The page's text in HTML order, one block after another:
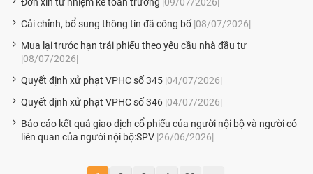
Cải chỉnh, bổ sung thông tin đã công bố |08/07/2026|
Mua lại trước hạn trái phiếu theo yêu cầu nhà đầu tư
|08/07/2026|
Quyết định xử phạt VPHC số 345 |04/07/2026|
Quyết định xử phạt VPHC số 346 |04/07/2026|
Báo cáo kết quả giao dịch cổ phiếu của người nội bộ và người có
liên quan của người nội bộ:SPV |26/06/2026|